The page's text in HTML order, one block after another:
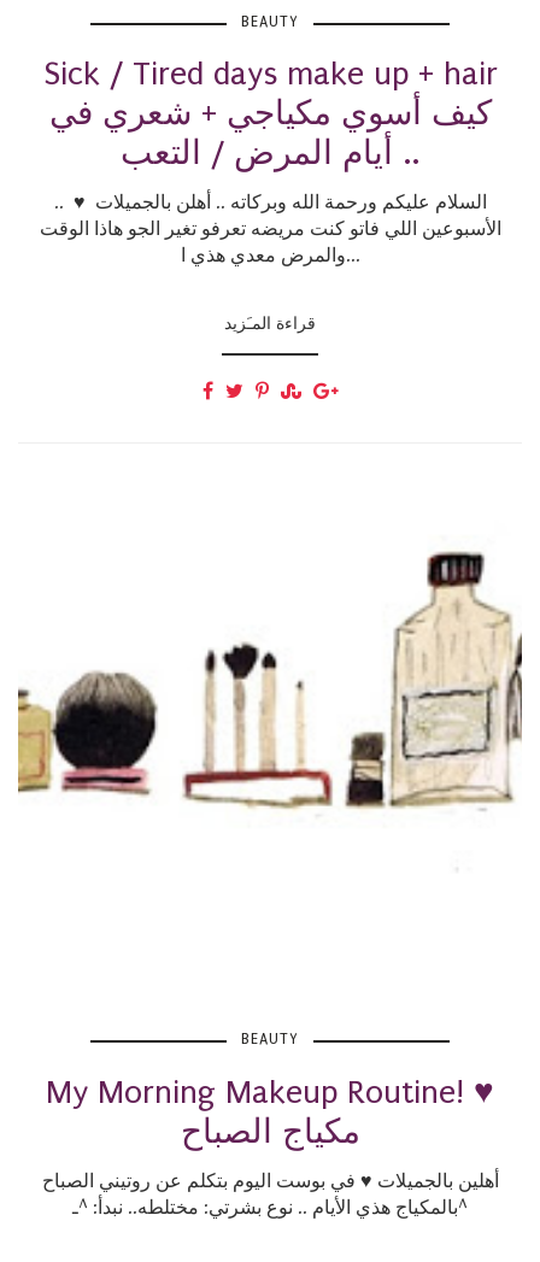
BEAUTY
Sick / Tired days make up + hair
كيف أسوي مكياجي + شعري في
أيام المرض / التعب ..
السلام عليكم ورحمة الله وبركاته .. أهلن بالجميلات ♥ ..
الأسبوعين اللي فاتو كنت مريضه تعرفو تغير الجو هاذا الوقت
والمرض معدي هذي ا...
قراءة المـَزيد
BEAUTY
My Morning Makeup Routine! ♥
مكياج الصباح
أهلين بالجميلات ♥ في بوست اليوم بتكلم عن روتيني الصباح
بالمكياج هذي الأيام .. نوع بشرتي: مختلطه.. نبدأ: ^ـ^